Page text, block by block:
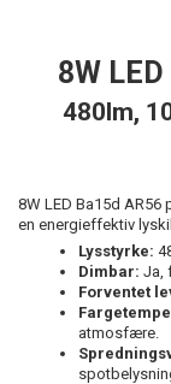
8W
480lm,
8W LED Ba15d AR56
en energieffektiv
Lysstyrke:
Dimbar: Ja,
Forventet
atmosfære.